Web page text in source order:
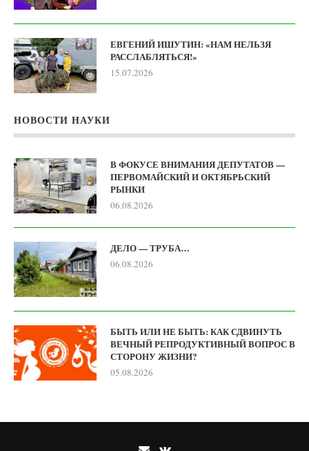
ЕВГЕНИЙ ИШУТИН: «НАМ НЕЛЬЗЯ
РАССЛАБЛЯТЬСЯ!»
15.07.2026
НОВОСТИ НАУКИ
В ФОКУСЕ ВНИМАНИЯ ДЕПУТАТОВ —
ПЕРВОМАЙСКИЙ И ОКТЯБРЬСКИЙ
РЫНКИ
06.08.2026
ДЕЛО — ТРУБА…
06.08.2026
БЫТЬ ИЛИ НЕ БЫТЬ: КАК СДВИНУТЬ
ВЕЧНЫЙ РЕПРОДУКТИВНЫЙ ВОПРОС В
СТОРОНУ ЖИЗНИ?
05.08.2026